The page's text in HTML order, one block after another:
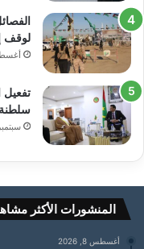
لوقف
أغسطس
تفعيل
سلطنة
سبتمبر 16, 2024
المنشورات الأكثر
أغسطس 8, 2026